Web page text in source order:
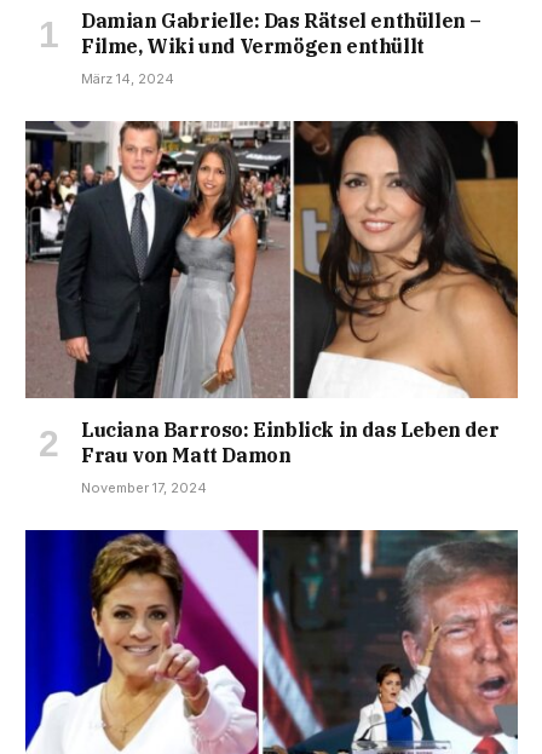
Damian Gabrielle: Das Rätsel enthüllen –
Filme, Wiki und Vermögen enthüllt
März 14, 2024
Luciana Barroso: Einblick in das Leben der
Frau von Matt Damon
November 17, 2024